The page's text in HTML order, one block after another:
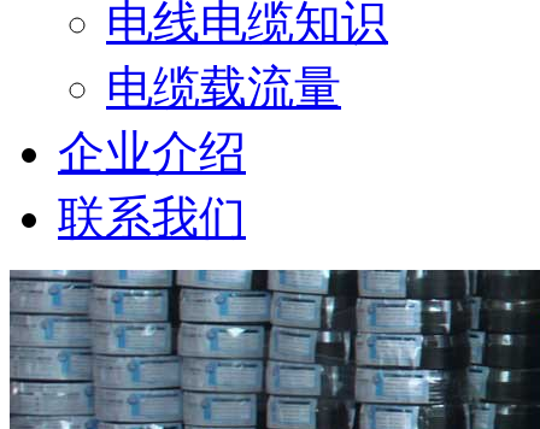
电线电缆知识
电缆载流量
企业介绍
联系我们